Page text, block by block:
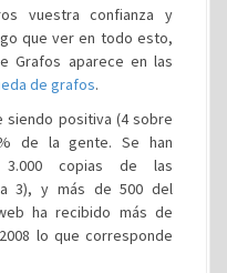
vuestra confianza y
que ver en todo esto,
Grafos aparece en las
de grafos.
siendo positiva (4 sobre
de la gente. Se han
copias de las
3), y más de 500 del
ha recibido más de
lo que corresponde